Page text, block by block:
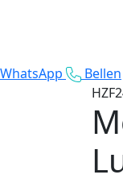
WhatsApp
Bellen